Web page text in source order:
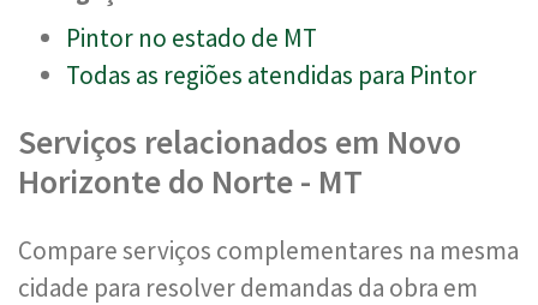
Pintor no estado de MT
Todas as regiões atendidas para Pintor
Serviços relacionados em Novo
Horizonte do Norte - MT
Compare serviços complementares na mesma
cidade para resolver demandas da obra em